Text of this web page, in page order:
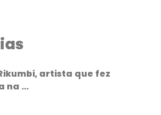
artista que fez
na ...